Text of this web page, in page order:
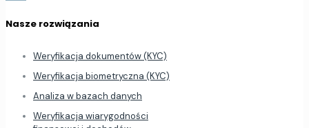
Nasze rozwiązania
Weryfikacja dokumentów (KYC)
Weryfikacja biometryczna (KYC)
Analiza w bazach danych
Weryfikacja wiarygodności